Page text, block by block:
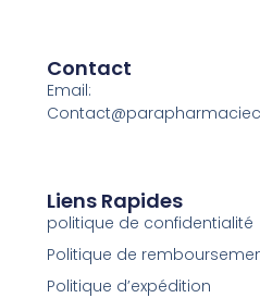
Contact
Email:
Liens Rapides
politique de confidentialité
Politique de
Politique d’expédition